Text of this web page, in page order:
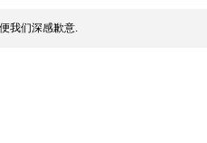
我们深感歉意.